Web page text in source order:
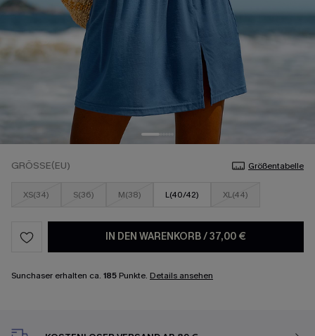
GRÖSSE(EU) Größentabelle
XS(34) S(36) M(38) L(40/42) XL(44)
IN DEN WARENKORB/37,00 €
Sunchaser erhalten ca. 185 Punkte. Details ansehen